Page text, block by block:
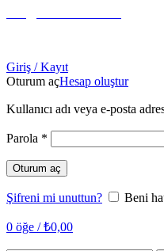
Giriş / Kayıt
Oturum açHesap oluştur
Kullanıcı adı veya e-posta
Parola *
Oturum aç
Şifreni mi unuttun? Beni
0 öğe / ₺0,00